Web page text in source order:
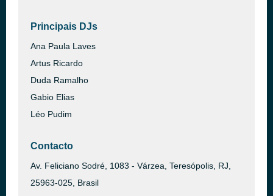
Principais DJs
Ana Paula Laves
Artus Ricardo
Duda Ramalho
Gabio Elias
Léo Pudim
Contacto
Av. Feliciano Sodré, 1083 - Várzea, Teresópolis, RJ,
25963-025, Brasil